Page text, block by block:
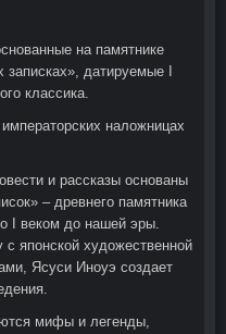
на памятнике
датируемые I
классика.
наложницах
и рассказы основаны
– древнего памятника
I веком до нашей эры.
японской художественной
Ясуси Иноуэ создает
мифы и легенды,